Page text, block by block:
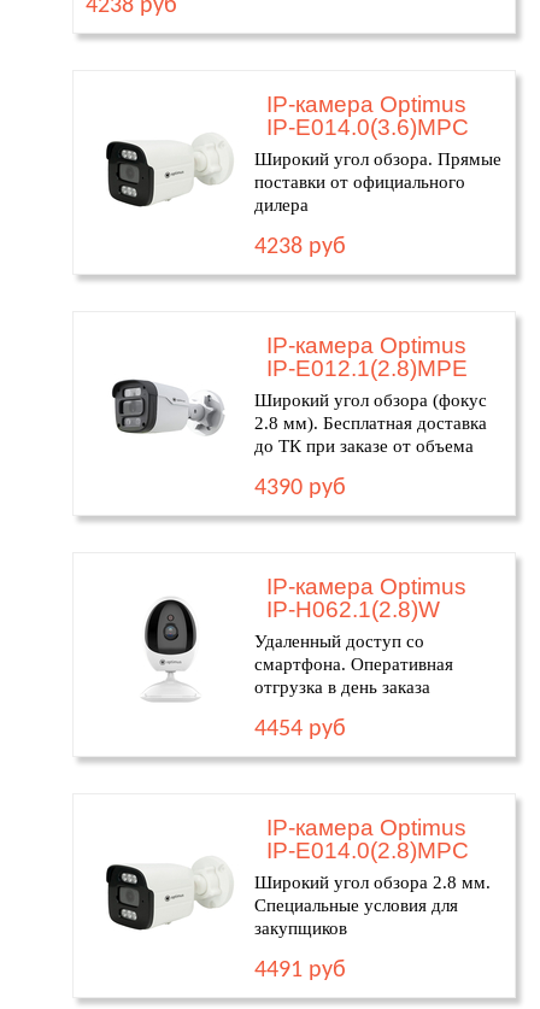
4238 руб
IP-камера Optimus
IP-E014.0(3.6)MPC
Широкий угол обзора. Прямые
поставки от официального
дилера
4238 руб
IP-камера Optimus
IP-E012.1(2.8)MPE
Широкий угол обзора (фокус
2.8 мм). Бесплатная доставка
до ТК при заказе от объема
4390 руб
IP-камера Optimus
IP-H062.1(2.8)W
Удаленный доступ со
смартфона. Оперативная
отгрузка в день заказа
4454 руб
IP-камера Optimus
IP-E014.0(2.8)MPC
Широкий угол обзора 2.8 мм.
Специальные условия для
закупщиков
4491 руб